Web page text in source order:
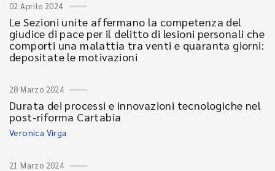
02 Aprile 2024
Le Sezioni unite affermano la competenza del
giudice di pace per il delitto di lesioni personali che
comporti una malattia tra venti e quaranta giorni:
depositate le motivazioni
28 Marzo 2024
Durata dei processi e innovazioni tecnologiche nel
post-riforma Cartabia
Veronica Virga
21 Marzo 2024